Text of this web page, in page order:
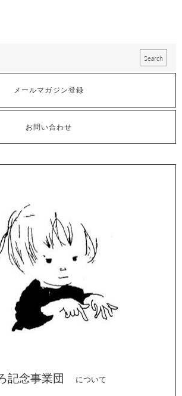
メールマガジン登録
お問い合わせ
記念事業団 について